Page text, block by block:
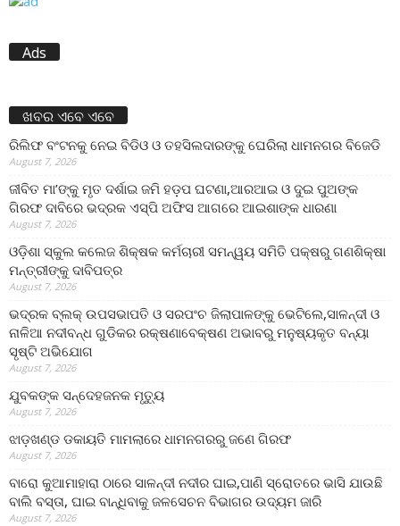
Ads
ଖବର ଏବେ ଏବେ
ରିଲିଫ ବଂଟନକୁ ନେଇ ବିଡିଓ ଓ ତହସିଲଦାରଙ୍କୁ ଘେରିଲା ଧାମନଗର ବିଜେଡି
August 7, 2026
ଜୀବିତ ମା’ଙ୍କୁ ମୃତ ଦର୍ଶାଇ ଜମି ହଡ଼ପ ଘଟଣା,ଆରଆଇ ଓ ଦୁଇ ପୁଅଙ୍କ
ଗିରଫ ଦାବିରେ ଭଦ୍ରକ ଏସ୍‌ପି ଅଫିସ ଆଗରେ ଆଇଶାଙ୍କ ଧାରଣା
August 7, 2026
ଓଡ଼ିଶା ସ୍କୁଲ କଲେଜ ଶିକ୍ଷକ କର୍ମଚାରୀ ସମନ୍ୱୟ ସମିତି ପକ୍ଷରୁ ଗଣଶିକ୍ଷା
ମନ୍ତ୍ରୀଙ୍କୁ ଦାବିପତ୍ର
August 7, 2026
ଭଦ୍ରକ ବ୍ଲକ୍ ଉପସଭାପତି ଓ ସରପଂଚ ଜିଲାପାଳଙ୍କୁ ଭେଟିଲେ,ସାଳନ୍ଦୀ ଓ
ନାଳିଆ ନଦୀବନ୍ଧ ଗୁଡିକର ରକ୍ଷଣାବେକ୍ଷଣ ଅଭାବରୁ ମନୁଷ୍ୟକୃତ ବନ୍ୟା
ସୃଷ୍ଟି ଅଭିଯୋଗ
August 7, 2026
ଯୁବକଙ୍କ ସନ୍ଦେହଜନକ ମୃତ୍ୟୁ
August 7, 2026
ଝାଡ଼ଖଣ୍ଡ ଡକାୟତି ମାମଲାରେ ଧାମନଗରରୁ ଜଣେ ଗିରଫ
August 7, 2026
ବାରୋ କୁଆମାହାରା ଠାରେ ସାଳନ୍ଦୀ ନଦୀର ଘାଇ,ପାଣି ସ୍ରୋତରେ ଭାସି ଯାଉଛି
ବାଲି ବସ୍ତା, ଘାଇ ବାନ୍ଧିବାକୁ ଜଳସେଚନ ବିଭାଗର ଉଦ୍ୟମ ଜାରି
August 7, 2026